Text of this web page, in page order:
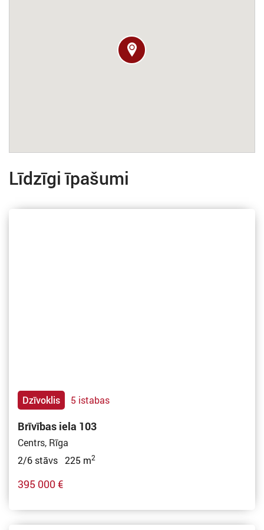
Līdzīgi īpašumi
Dzīvoklis 5 istabas
Brīvības iela 103
Centrs, Rīga
2/6 stāvs 225 m2
395 000 €